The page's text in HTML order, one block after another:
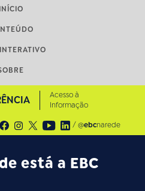
INÍCIO
Acesso à
Informação
/ @ebcnarede
está a EBC